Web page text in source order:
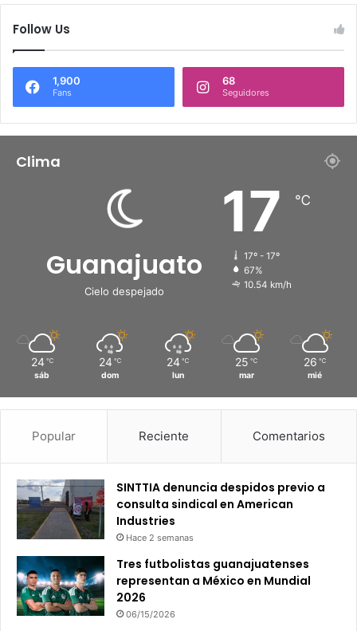
Follow Us
1,900
Fans
68
Seguidores
Clima
Guanajuato
Cielo despejado
17 ℃
17º - 17º
67%
10.54 km/h
24 ℃
sáb
24 ℃
dom
24 ℃
lun
25 ℃
mar
26 ℃
mié
Popular Reciente Comentarios
SINTTIA denuncia despidos previo a
consulta sindical en American
Industries
Hace 2 semanas
Tres futbolistas guanajuatenses
representan a México en Mundial
2026
06/15/2026